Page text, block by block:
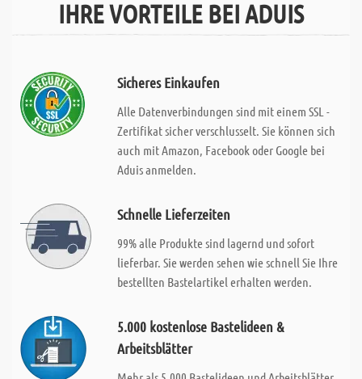
IHRE VORTEILE BEI ADUIS
Sicheres Einkaufen
Alle Datenverbindungen sind mit einem SSL -
Zertifikat sicher verschlusselt. Sie können sich
auch mit Amazon, Facebook oder Google bei
Aduis anmelden.
Schnelle Lieferzeiten
99% alle Produkte sind lagernd und sofort
lieferbar. Sie werden sehen wie schnell Sie Ihre
bestellten Bastelartikel erhalten werden.
5.000 kostenlose Bastelideen &
Arbeitsblätter